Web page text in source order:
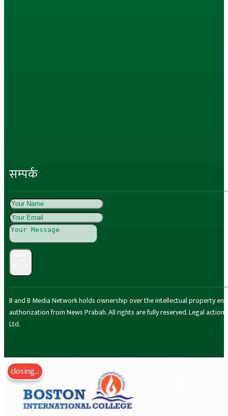
सम्पर्क
B and B Media Network holds ownership over the intellectual property
authorization from News Prabah. All rights are fully reserved. Legal
Ltd.
closing...